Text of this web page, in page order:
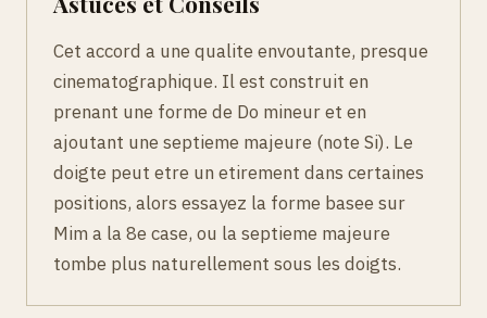
Cet accord a une qualite envoutante, presque
cinematographique. Il est construit en
prenant une forme de Do mineur et en
ajoutant une septieme majeure (note Si). Le
doigte peut etre un etirement dans certaines
positions, alors essayez la forme basee sur
Mim a la 8e case, ou la septieme majeure
tombe plus naturellement sous les doigts.